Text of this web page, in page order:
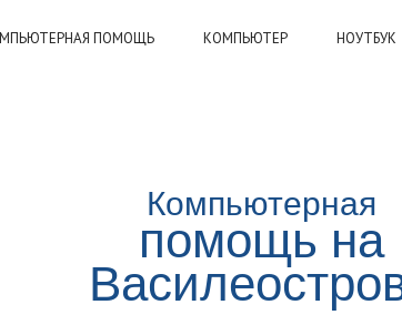
ПОМОЩЬ КОМПЬЮТЕР НОУТБУК
Компьютерная
помощь на